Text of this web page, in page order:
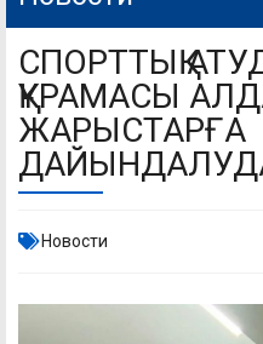
СПОРТТЫҚ
ҚҰРАМАСЫ
ЖАРЫСТАРҒА
Новости